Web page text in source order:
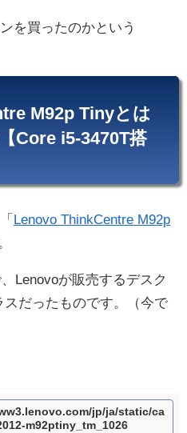
を買ったのかという
M92p Tinyとは
Core i5-3470T搭
Lenovo ThinkCentre M92p
Lenovoが販売するデスク
スだったものです。（今で
jp/ja/static/ca
m92ptiny_tm_1026